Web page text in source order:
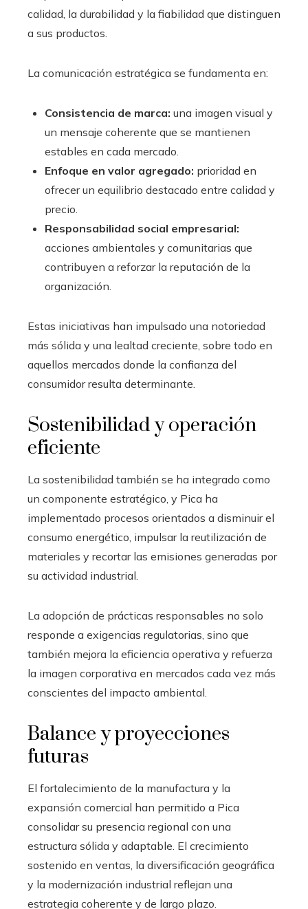
calidad, la durabilidad y la fiabilidad que distinguen
a sus productos.
La comunicación estratégica se fundamenta en:
Consistencia de marca: una imagen visual y
un mensaje coherente que se mantienen
estables en cada mercado.
Enfoque en valor agregado: prioridad en
ofrecer un equilibrio destacado entre calidad y
precio.
Responsabilidad social empresarial:
acciones ambientales y comunitarias que
contribuyen a reforzar la reputación de la
organización.
Estas iniciativas han impulsado una notoriedad
más sólida y una lealtad creciente, sobre todo en
aquellos mercados donde la confianza del
consumidor resulta determinante.
Sostenibilidad y operación
eficiente
La sostenibilidad también se ha integrado como
un componente estratégico, y Pica ha
implementado procesos orientados a disminuir el
consumo energético, impulsar la reutilización de
materiales y recortar las emisiones generadas por
su actividad industrial.
La adopción de prácticas responsables no solo
responde a exigencias regulatorias, sino que
también mejora la eficiencia operativa y refuerza
la imagen corporativa en mercados cada vez más
conscientes del impacto ambiental.
Balance y proyecciones
futuras
El fortalecimiento de la manufactura y la
expansión comercial han permitido a Pica
consolidar su presencia regional con una
estructura sólida y adaptable. El crecimiento
sostenido en ventas, la diversificación geográfica
y la modernización industrial reflejan una
estrategia coherente y de largo plazo.